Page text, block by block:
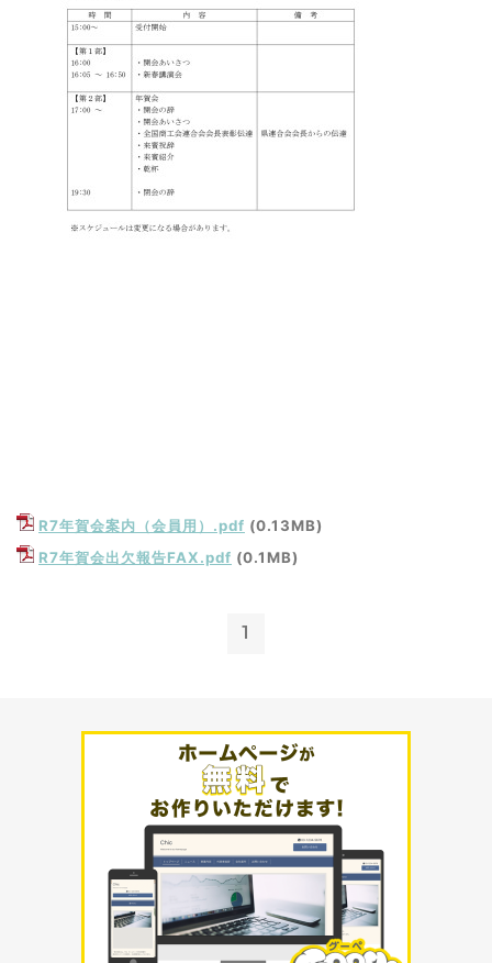
R7年賀会案内（会員用）.pdf (0.13MB)
R7年賀会出欠報告FAX.pdf (0.1MB)
1